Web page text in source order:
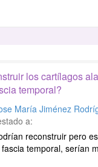
los cartílagos
temporal?
María Jiménez
a:
reconstruir pero
temporal, serían